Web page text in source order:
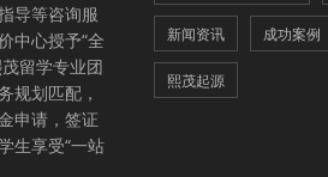
导等咨询服
中心授予“全
留学专业团
规划匹配，
申请，签证
生享受“一站
新闻资讯 成功案例
熙茂起源